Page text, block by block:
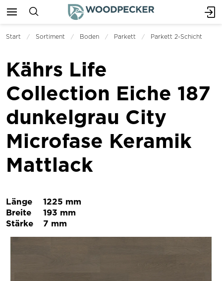
Start Sortiment Boden Parkett Parkett 2-Schicht
Kährs Life
Collection Eiche 187
dunkelgrau City
Microfase Keramik
Mattlack
Länge
1225 mm
Breite
193 mm
Stärke
7 mm